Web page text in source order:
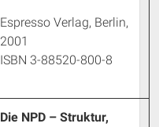
Espresso Verlag, Berlin,
2001
ISBN 3-88520-800-8
Die NPD – Struktur,